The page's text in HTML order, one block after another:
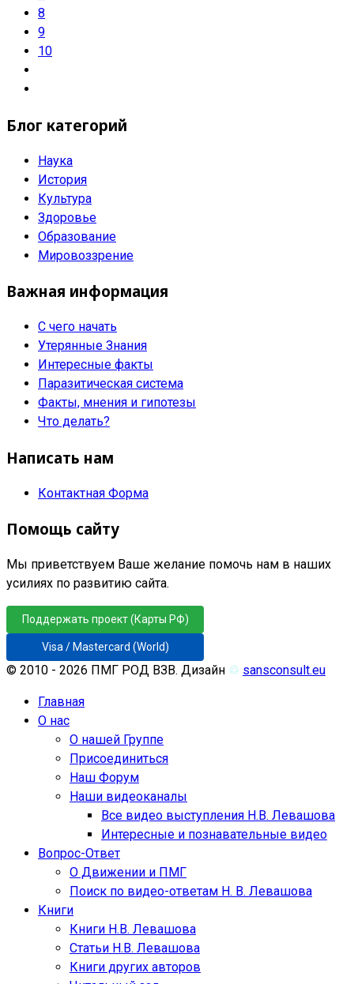
8
9
10
Блог категорий
Наука
История
Культура
Здоровье
Образование
Мировоззрение
Важная информация
С чего начать
Утерянные Знания
Интересные факты
Паразитическая система
Факты, мнения и гипотезы
Что делать?
Написать нам
Контактная Форма
Помощь сайту
Мы приветствуем Ваше желание помочь нам в наших
усилиях по развитию сайта.
Поддержать проект (Карты РФ)
Visa / Mastercard (World)
© 2010 - 2026 ПМГ РОД ВЗВ. Дизайн ♲ sansconsult.eu
Главная
О нас
О нашей Группе
Присоединиться
Наш Форум
Наши видеоканалы
Все видео выступления Н.В. Левашова
Интересные и познавательные видео
Вопрос-Ответ
О Движении и ПМГ
Поиск по видео-ответам Н. В. Левашова
Книги
Книги Н.В. Левашова
Статьи Н.В. Левашова
Книги других авторов